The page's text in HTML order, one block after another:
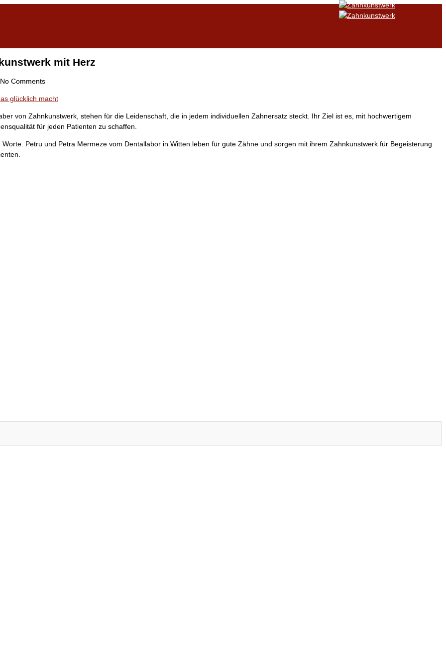
mit Herz
No Comments
von Zahnkunstwerk, stehen für die Leidenschaft, die in jedem individuellen Zahnersatz steckt. Ihr Ziel ist es, mit hochwertigem
für jeden Patienten zu schaffen.
Petru und Petra Mermeze vom Dentallabor in Witten leben für gute Zähne und sorgen mit ihrem Zahnkunstwerk für Begeisterung